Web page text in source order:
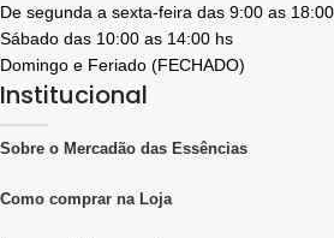
De segunda a sexta-feira das 9:00 as
Sábado das 10:00 as 14:00 hs
Domingo e Feriado (FECHADO)
Institucional
Sobre o Mercadão das Essências
Como comprar na Loja